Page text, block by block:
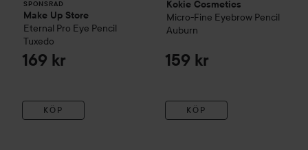
SPONSRAD
Make Up Store
Eternal Pro Eye Pencil
Tuxedo
169 kr
KÖP
Kokie Cosmetics
Micro-Fine Eyebrow Pencil
Auburn
159 kr
KÖP